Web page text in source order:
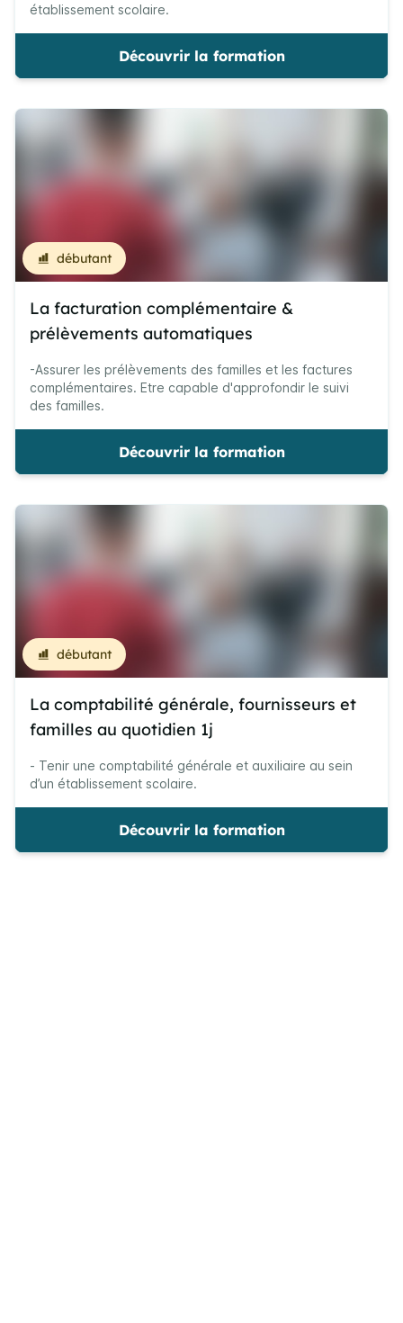
établissement scolaire.
Découvrir la formation
débutant
La facturation complémentaire &
prélèvements automatiques
-Assurer les prélèvements des familles et les factures
complémentaires. Etre capable d'approfondir le suivi
des familles.
Découvrir la formation
débutant
La comptabilité générale, fournisseurs et
familles au quotidien 1j
- Tenir une comptabilité générale et auxiliaire au sein
d’un établissement scolaire.
Découvrir la formation